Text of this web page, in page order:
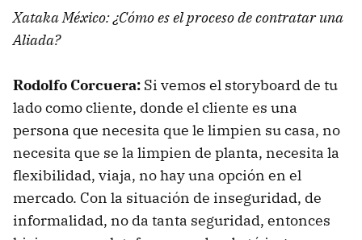
Xataka México: ¿Cómo es el proceso de contratar una
Aliada?
Rodolfo Corcuera: Si vemos el storyboard de tu
lado como cliente, donde el cliente es una
persona que necesita que le limpien su casa, no
necesita que se la limpien de planta, necesita la
flexibilidad, viaja, no hay una opción en el
mercado. Con la situación de inseguridad, de
informalidad, no da tanta seguridad, entonces